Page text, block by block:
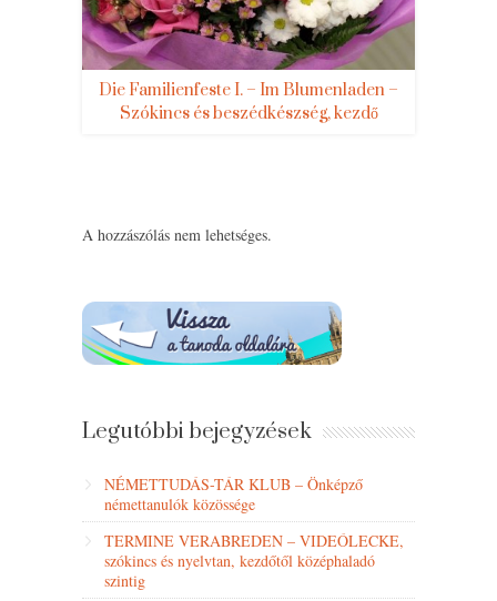
Die Familienfeste I. – Im Blumenladen –
Szókincs és beszédkészség, kezdő
A hozzászólás nem lehetséges.
Legutóbbi bejegyzések
NÉMETTUDÁS-TÁR KLUB – Önképző
némettanulók közössége
TERMINE VERABREDEN – VIDEÓLECKE,
szókincs és nyelvtan, kezdőtől középhaladó
szintig